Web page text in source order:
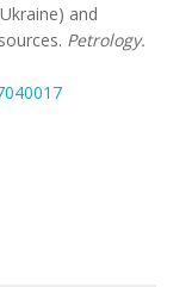
and
Petrology.